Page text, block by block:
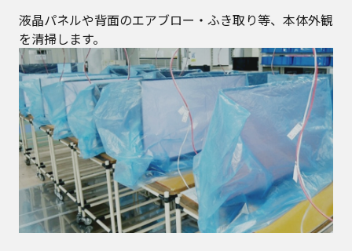
液晶パネルや背面のエアブロー・ふき取り等、本体外観
を清掃します。